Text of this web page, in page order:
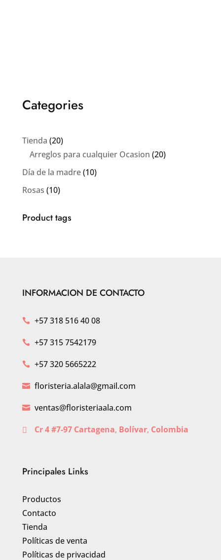
Categories
Tienda 2020
productos
Arreglos para cualquier Ocasion 2020
Día de la madre 1010
Rosas 1010
Product tags
INFORMACION DE CONTACTO
 +57 318 516 40 08
 +57 315 7542179
 +57 320 5665222
 floristeria.alala@gmail.com
 ventas@floristeriaala.com
 Cr 4 #7-97 Cartagena, Bolívar, Colombia
Principales Links
Productos
Contacto
Tienda
Políticas de venta
Políticas de privacidad